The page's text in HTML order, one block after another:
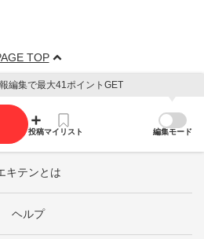
TOP
編集で最大41ポイントGET
投稿マイリスト 編集モード
キテンとは
ヘルプ